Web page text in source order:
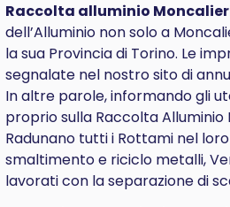
Raccolta alluminio
dell’Alluminio non solo a
la sua Provincia di Torino. Le
segnalate nel nostro sito di
In altre parole, informando gli
proprio sulla Raccolta Alluminio
Radunano tutti i Rottami nel
smaltimento e riciclo metalli,
lavorati con la separazione di